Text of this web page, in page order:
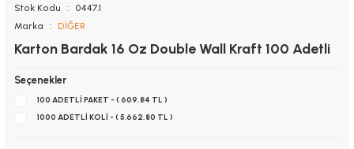
Stok Kodu
0447.1
Marka
DİĞER
Karton Bardak 16 Oz Double Wall Kraft 100 Adetli
Seçenekler
100 ADETLİ PAKET - ( 609,84 TL )
1000 ADETLİ KOLİ - ( 5.662,80 TL )